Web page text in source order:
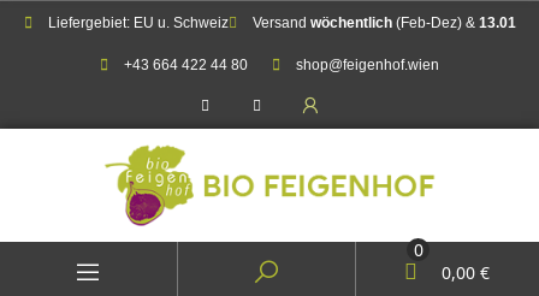
Liefergebiet: EU u. Schweiz Versand wöchentlich(Feb-Dez) & 13.01
+43 664 422 44 80 shop@feigenhof.wien
0
0,00 €